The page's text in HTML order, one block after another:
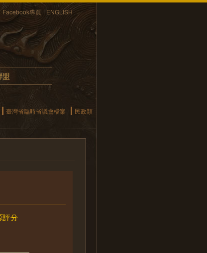
Facebook專頁 ENGLISH
盟
臺灣省臨時省議會檔案
民政類
評分